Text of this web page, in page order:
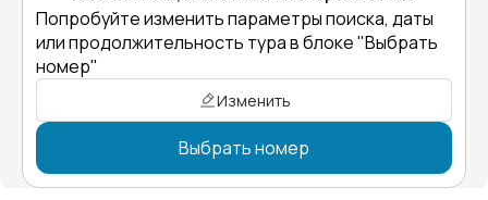
Попробуйте изменить параметры поиска, даты
или продолжительность тура в блоке "Выбрать
номер"
Изменить
Выбрать номер